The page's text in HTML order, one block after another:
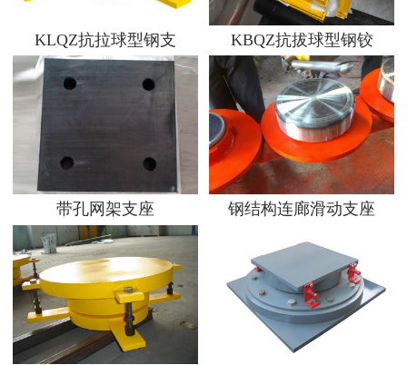
KLQZ抗拉球型钢支 KBQZ抗拔球型钢铰
带孔网架支座 钢结构连廊滑动支座